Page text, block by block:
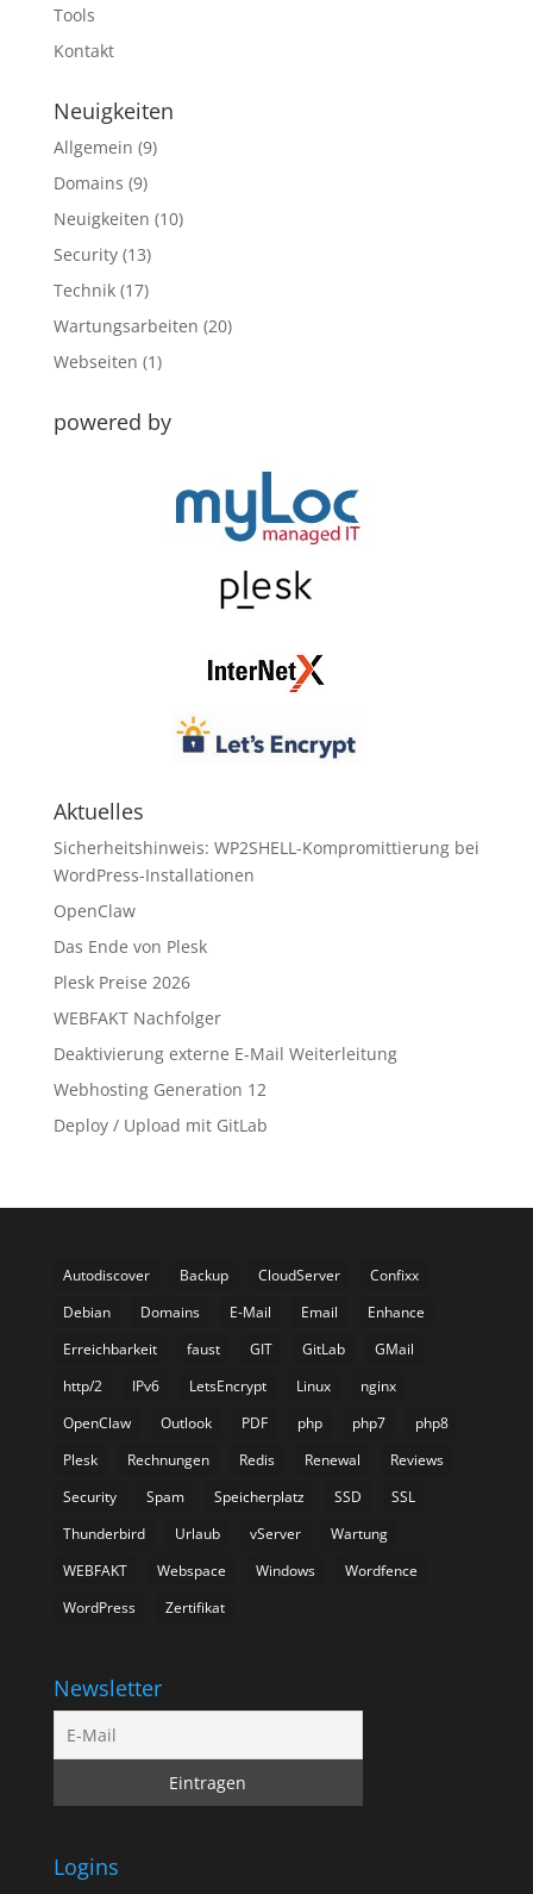
Tools
Kontakt
Neuigkeiten
Allgemein (9)
Domains (9)
Neuigkeiten (10)
Security(13)
Technik(17)
Wartungsarbeiten (20)
Webseiten (1)
powered by
Aktuelles
Sicherheitshinweis: WP2SHELL-Kompromittierung bei
WordPress-Installationen
OpenClaw
Das Ende von Plesk
Plesk Preise 2026
WEBFAKT Nachfolger
Deaktivierung externe E-Mail Weiterleitung
Webhosting Generation 12
Deploy / Upload mit GitLab
Autodiscover Backup CloudServer
Confixx
Debian
Domains E-Mail Email
Enhance
Erreichbarkeit
faust GIT GitLab
GMail
http/2
IPv6 LetsEncrypt Linux
nginx
OpenClaw
Outlook PDF php php7
php8
Plesk
Rechnungen Redis Renewal
Reviews
Security
Spam Speicherplatz SSD
SSL
Thunderbird
Urlaub vServer
Wartung
WEBFAKT
Webspace Windows
Wordfence
WordPress
Zertifikat
Newsletter
Logins